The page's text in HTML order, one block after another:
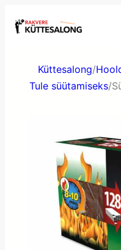
Küttesalong/
Tule süütamiseks/